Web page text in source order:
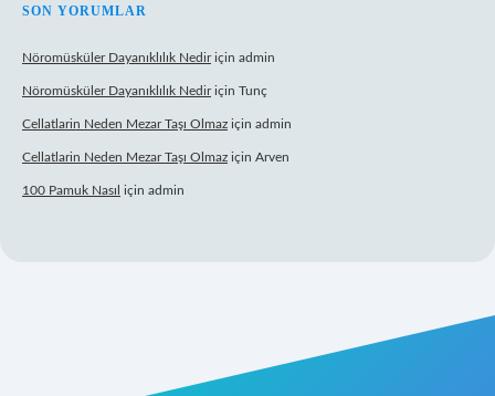
SON YORUMLAR
Nöromüsküler Dayanıklılık Nediriçin admin
Nöromüsküler Dayanıklılık Nediriçin Tunç
Cellatlarin Neden Mezar Taşı Olmaz için admin
Cellatlarin Neden Mezar Taşı Olmaz için Arven
100 Pamuk Nasıl için admin